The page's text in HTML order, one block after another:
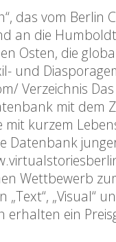
das vom Berlin
an die
Osten, die
und
Verzeichnis
mit dem
kurzem
Datenbank
Wettbewerb
„Visual“
ein